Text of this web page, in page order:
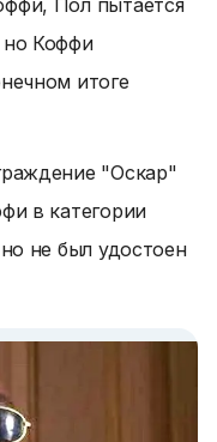
Пол пытается
Коффи
итоге
"Оскар"
в категории
не был удостоен